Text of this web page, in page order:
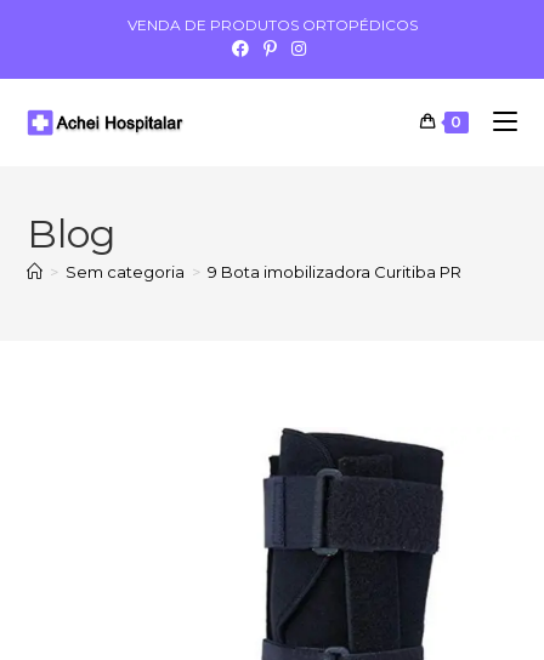
VENDA DE PRODUTOS ORTOPÉDICOS
0
Blog
> Sem categoria > 9 Bota imobilizadora Curitiba PR